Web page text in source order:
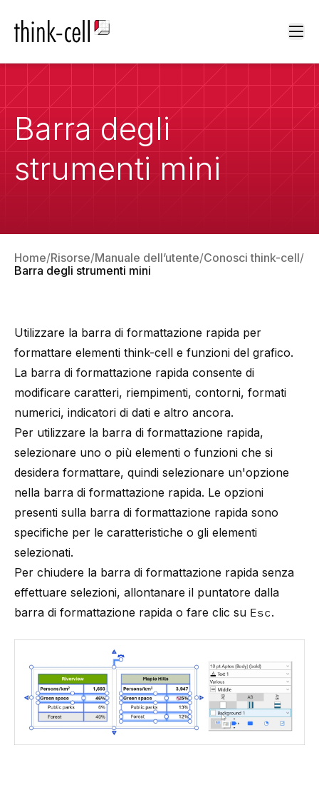
Barra degli
strumenti mini
Home Risorse Manuale dell’utente Conosci think-cell
Barra degli strumenti mini
Utilizzare la barra di formattazione rapida per
formattare elementi think-cell e funzioni del grafico.
La barra di formattazione rapida consente di
modificare caratteri, riempimenti, contorni, formati
numerici, indicatori di dati e altro ancora.
Per utilizzare la barra di formattazione rapida,
selezionare uno o più elementi o funzioni che si
desidera formattare, quindi selezionare un'opzione
nella barra di formattazione rapida. Le opzioni
presenti sulla barra di formattazione rapida sono
specifiche per le caratteristiche o gli elementi
selezionati.
Per chiudere la barra di formattazione rapida senza
effettuare selezioni, allontanare il puntatore dalla
barra di formattazione rapida o fare clic su Esc.